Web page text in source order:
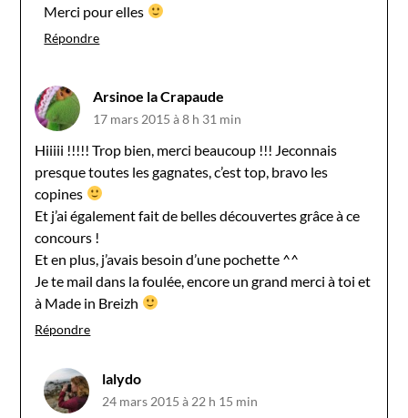
Merci pour elles
Répondre
Arsinoe la Crapaude
17 mars 2015 à 8 h 31 min
Hiiiii !!!!! Trop bien, merci beaucoup !!! Jeconnais
presque toutes les gagnates, c’est top, bravo les
copines
Et j’ai également fait de belles découvertes grâce à ce
concours !
Et en plus, j’avais besoin d’une pochette ^^
Je te mail dans la foulée, encore un grand merci à toi et
à Made in Breizh
Répondre
lalydo
24 mars 2015 à 22 h 15 min